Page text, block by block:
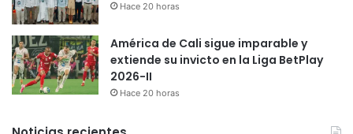
Hace 20 horas
América de Cali sigue imparable y
extiende su invicto en la Liga BetPlay
2026-II
Hace 20 horas